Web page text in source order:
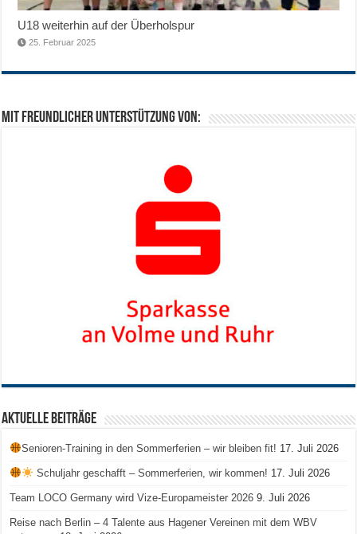
U18 weiterhin auf der Überholspur
25. Februar 2025
Mit freundlicher Unterstützung von:
Aktuelle Beiträge
Senioren-Training in den Sommerferien – wir bleiben fit! 17. Juli 2026
Schuljahr geschafft – Sommerferien, wir kommen! 17. Juli 2026
Team LOCO Germany wird Vize-Europameister 2026 9. Juli 2026
Reise nach Berlin – 4 Talente aus Hagener Vereinen mit dem WBV